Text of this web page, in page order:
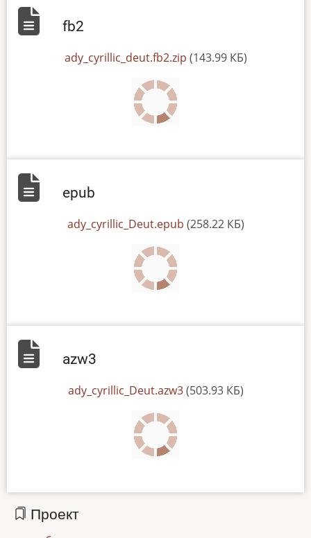
fb2
ady_cyrillic_deut.fb2.zip (143.99 КБ)
epub
ady_cyrillic_Deut.epub (258.22 КБ)
azw3
ady_cyrillic_Deut.azw3 (503.93 КБ)
Проект